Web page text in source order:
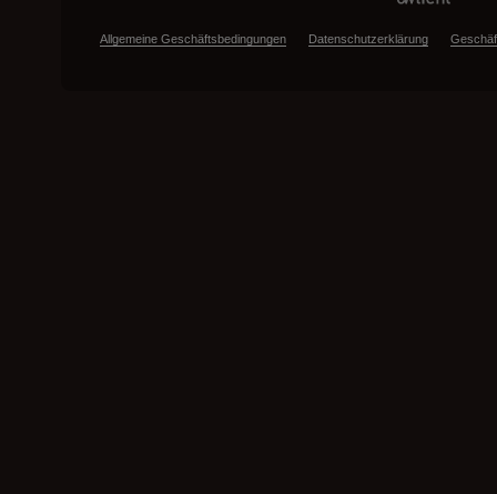
Allgemeine Geschäftsbedingungen Datenschutzerklärung